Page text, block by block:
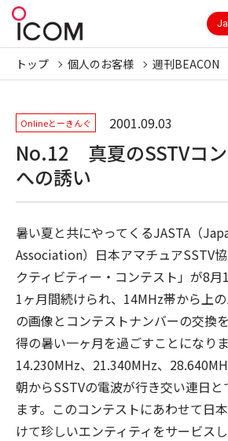
トップ 個人のお客様 週刊BEACON
Onlineとーきんぐ 2001.09.03
No.12 真夏のSSTVコ
への誘い
暑い夏と共にやってくるJASTA（
Association）日本アマチュアSSTV
クティビティー・コンテスト」が8
1ヶ月間続けられ、14MHz帯から上
の画像とコンテストナンバーの交換
得の暑い一ヶ月を過ごすことになり
14.230MHz、21.340MHz、
朝からSSTVの電波が行き交い連日と
ます。このコンテストにあわせて日
けて珍しいエンティティをサービス